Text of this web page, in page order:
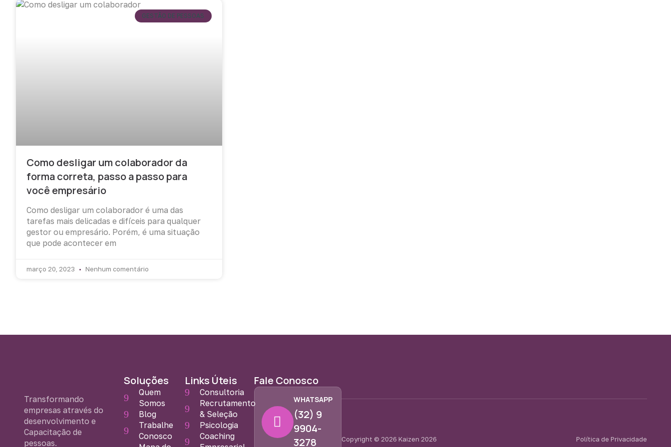
GESTÃO DE PESSOAS
Como desligar um colaborador da
forma correta, passo a passo para
você empresário
Como desligar um colaborador é uma das
tarefas mais delicadas e difíceis para qualquer
gestor ou empresário. Porém, é uma situação
que pode acontecer em
março 20, 2023 Nenhum comentário
Transformando
empresas através do
desenvolvimento e
Capacitação de
pessoas.
Soluções
Quem
Somos
Blog
Trabalhe
Conosco
Links Úteis
Consultoria
Recrutamento
& Seleção
Psicologia
Coaching
Fale Conosco
WHATSAPP
(32) 9
9904-
3278
Copyright © 2026 Kaizen 2026 Política de Privacidade